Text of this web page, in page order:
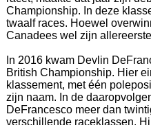
Championship. In deze
twaalf races. Hoewel
Canadees wel zijn
In 2016 kwam Devlin
British Championship. Hier
klassement, met één
zijn naam. In de
DeFrancesco meer dan
verschillende raceklassen.